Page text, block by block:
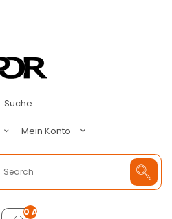
Suche
Mein Konto
0 Artikel - €0,00